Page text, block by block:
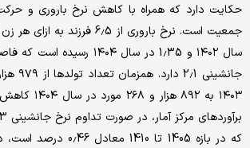
حکایت دارد که همراه با کاهش نرخ باروری و
سال ۱۴۰۲ و 1.35 در سال ۱۴۰۴
۱۴۰۳ به ۸۹۲